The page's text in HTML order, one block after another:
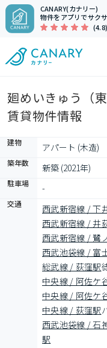
CANARY(カナリー)
物件をアプリでサク
(4.8)
廻めいきゅう（
賃貸物件情報
建物 アパート (木造)
築年数 新築 (2021年)
駐車場 -
交通 西武新宿線 / 下
西武新宿線 / 井
西武新宿線 / 鷺
西武池袋線 / 富
総武線 / 荻窪駅
中央線 / 阿佐ケ
中央線 / 阿佐ケ
中央線 / 荻窪駅
西武池袋線 / 石
駅